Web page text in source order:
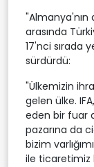
"Almanya'nın
arasında
17'nci sırada
sürdürdü:
"Ülkemizin
gelen ülke.
eden bir fuar
pazarına da
bizim
ile ticaretimiz